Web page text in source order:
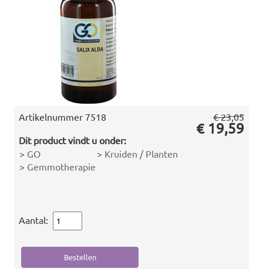
Artikelnummer 7518
Dit product vindt u onder:
> GO > Kruiden / Planten
> Gemmotherapie
€ 23,05
€ 19,59
Aantal: